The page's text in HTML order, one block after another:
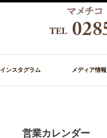
インスタグラム メディア情報
営業カレンダー